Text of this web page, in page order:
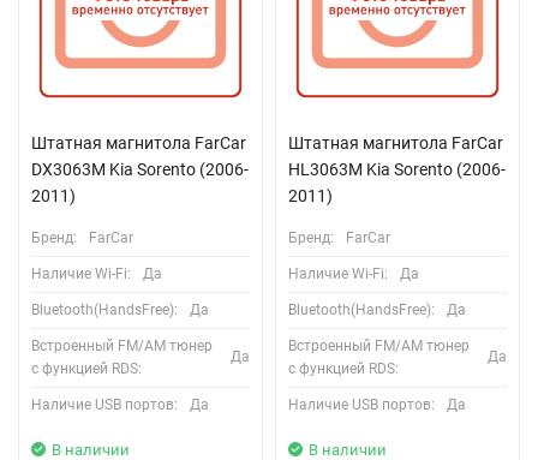
Штатная магнитола FarCar
DX3063M Kia Sorento (2006-
2011)
Бренд: FarCar
Наличие Wi-Fi: Да
Bluetooth(HandsFree): Да
Встроенный FM/AM тюнер
с функцией RDS:
Да
Наличие USB портов: Да
В наличии
Штатная магнитола FarCar
HL3063M Kia Sorento (2006-
2011)
Бренд: FarCar
Наличие Wi-Fi: Да
Bluetooth(HandsFree): Да
Встроенный FM/AM тюнер
с функцией RDS:
Да
Наличие USB портов: Да
В наличии